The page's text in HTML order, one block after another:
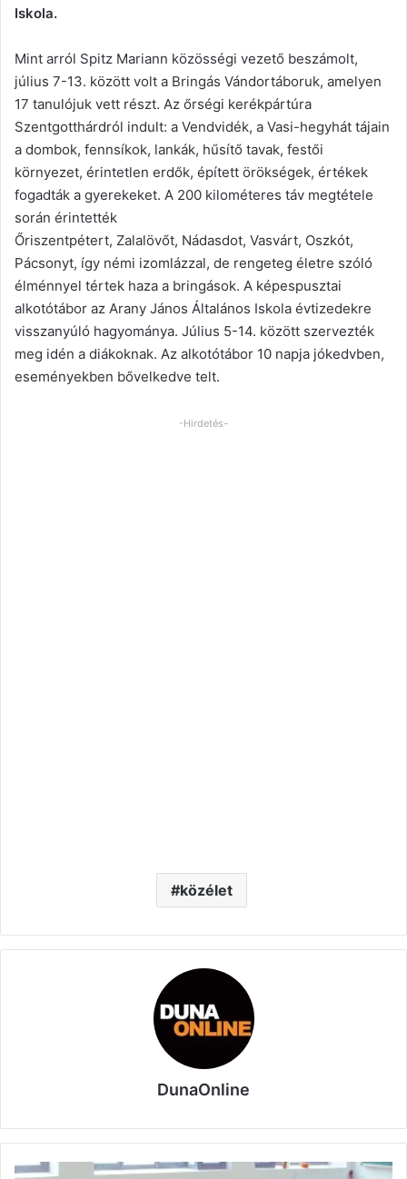
Iskola.
Mint arról Spitz Mariann közösségi vezető beszámolt,
július 7-13. között volt a Bringás Vándortáboruk, amelyen
17 tanulójuk vett részt. Az őrségi kerékpártúra
Szentgotthárdról indult: a Vendvidék, a Vasi-hegyhát tájain
a dombok, fennsíkok, lankák, hűsítő tavak, festői
környezet, érintetlen erdők, épített örökségek, értékek
fogadták a gyerekeket. A 200 kilométeres táv megtétele
során érintették
Őriszentpétert, Zalalövőt, Nádasdot, Vasvárt, Oszkót,
Pácsonyt, így némi izomlázzal, de rengeteg életre szóló
élménnyel tértek haza a bringások. A képespusztai
alkotótábor az Arany János Általános Iskola évtizedekre
visszanyúló hagyománya. Július 5-14. között szervezték
meg idén a diákoknak. Az alkotótábor 10 napja jókedvben,
eseményekben bővelkedve telt.
-Hirdetés-
közélet
DunaOnline
Magyarország